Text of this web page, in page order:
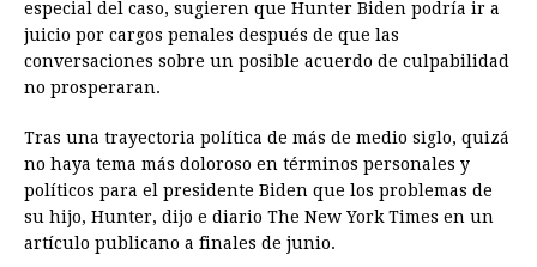
especial del caso, sugieren que Hunter Biden podría ir a
juicio por cargos penales después de que las
conversaciones sobre un posible acuerdo de culpabilidad
no prosperaran.
Tras una trayectoria política de más de medio siglo, quizá
no haya tema más doloroso en términos personales y
políticos para el presidente Biden que los problemas de
su hijo, Hunter, dijo e diario The New York Times en un
artículo publicano a finales de junio.